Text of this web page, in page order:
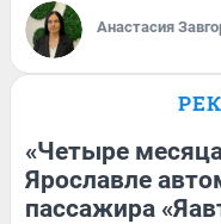
Анастасия
«Четыре
Ярославле
пассажира